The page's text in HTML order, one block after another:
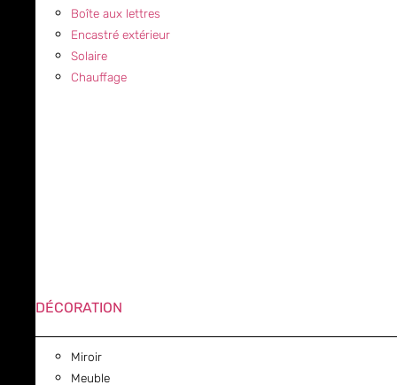
Boîte aux lettres
Encastré extérieur
Solaire
Chauffage
DÉCORATION
Miroir
Meuble